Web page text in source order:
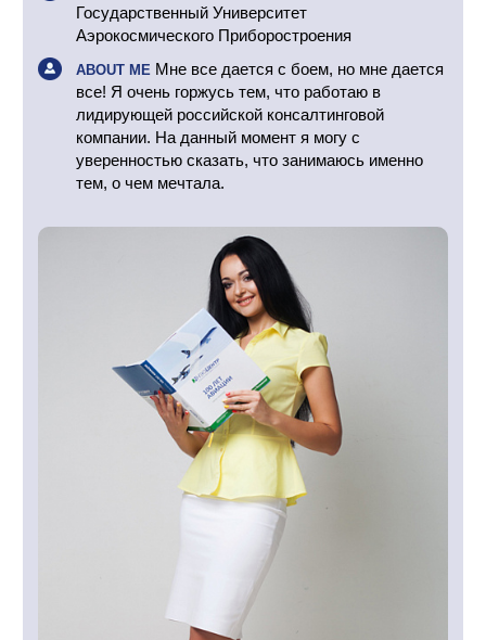
Государственный Университет
Аэрокосмического Приборостроения
ABOUT ME Мне все дается с боем, но мне дается
все! Я очень горжусь тем, что работаю в
лидирующей российской консалтинговой
компании. На данный момент я могу с
уверенностью сказать, что занимаюсь именно
тем, о чем мечтала.